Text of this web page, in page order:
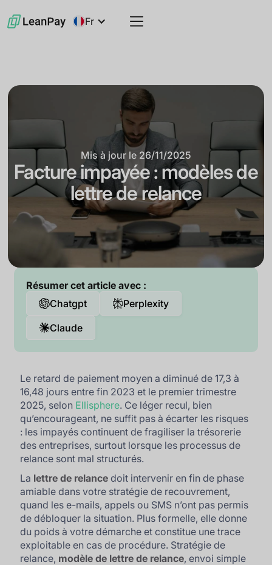
Fr
Mis à jour le 26/11/2025
Facture impayée : modèles de
lettre de relance
Résumer cet article avec :
Chatgpt
Perplexity
Claude
Le retard de paiement moyen a diminué de 17,3 à
16,48 jours entre fin 2023 et le premier trimestre
2025, selon Ellisphere. Ce léger recul, bien
qu’encourageant, ne suffit pas à écarter les risques
: les impayés continuent de fragiliser la trésorerie
des entreprises, surtout lorsque les processus de
relance sont mal structurés.
La lettre de relance doit intervenir en fin de phase
amiable dans votre stratégie de recouvrement,
quand les e-mails, appels ou SMS n’ont pas permis
de débloquer la situation. Plus formelle, elle donne
du poids à votre démarche et constitue une trace
exploitable en cas de procédure. Stratégie de
relance, modèle de lettre de relance, envoi simple